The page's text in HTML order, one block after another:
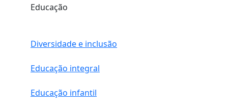
Educação
Diversidade e inclusão
Educação integral
Educação infantil